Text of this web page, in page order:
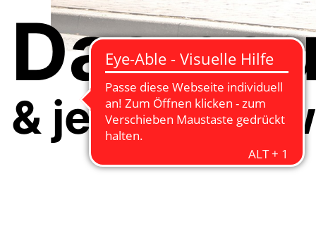
Das
& jetzt viele